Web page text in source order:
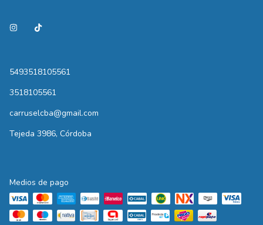
5493518105561
3518105561
carruselcba@gmail.com
Tejeda 3986, Córdoba
Medios de pago